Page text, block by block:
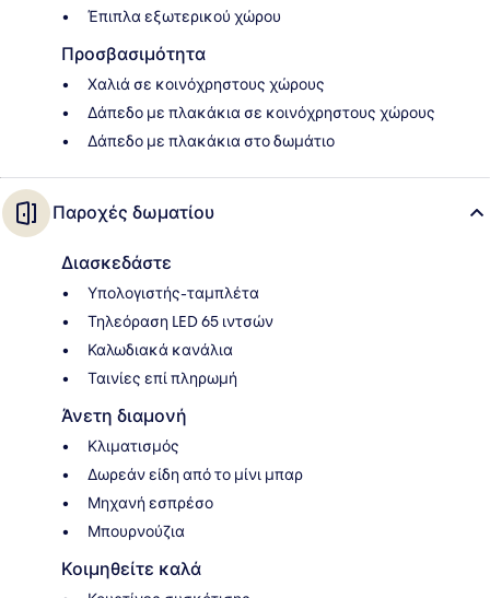
Έπιπλα εξωτερικού χώρου
Προσβασιμότητα
Χαλιά σε κοινόχρηστους χώρους
Δάπεδο με πλακάκια σε κοινόχρηστους χώρους
Δάπεδο με πλακάκια στο δωμάτιο
Παροχές δωματίου
Διασκεδάστε
Υπολογιστής-ταμπλέτα
Τηλεόραση LED 65 ιντσών
Καλωδιακά κανάλια
Ταινίες επί πληρωμή
Άνετη διαμονή
Κλιματισμός
Δωρεάν είδη από το μίνι μπαρ
Μηχανή εσπρέσο
Μπουρνούζια
Κοιμηθείτε καλά